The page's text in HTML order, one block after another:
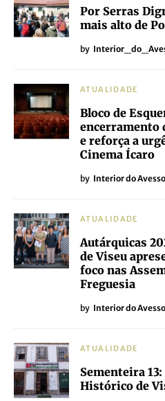
Por Serras
mais alto de
by
ATUALIDADE
Bloco de
encerramento
e reforça a
Cinema Ícaro
by Interior do Avesso
ATUALIDADE
Autárquicas
de Viseu
foco nas
Freguesia
by Interior do Avesso
ATUALIDADE
Sementeira
Histórico de